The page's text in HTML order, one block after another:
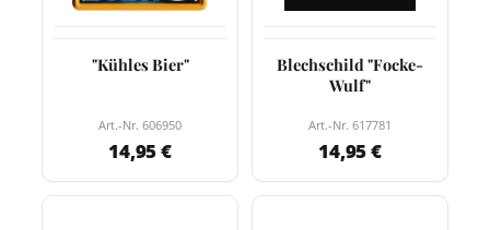
"Kühles Bier"
Art.-Nr. 606950
14,95 €
Blechschild "Focke-
Wulf"
Art.-Nr. 617781
14,95 €